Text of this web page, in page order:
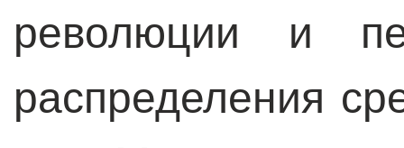
революции и
распределения